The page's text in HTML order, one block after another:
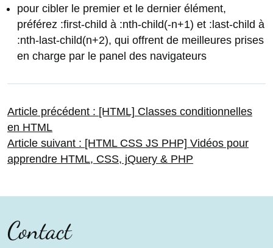
pour cibler le premier et le dernier élément,
préférez :first-child à :nth-child(-n+1) et :last-child à
:nth-last-child(n+2), qui offrent de meilleures prises
en charge par le panel des navigateurs
Navigation
de
l’article
Article précédent : Article
[HTML] Classes conditionnelles
en HTML
Article suivant : Article
suivant :
[HTML CSS JS PHP] Vidéos pour
apprendre HTML, CSS, jQuery & PHP
Contact